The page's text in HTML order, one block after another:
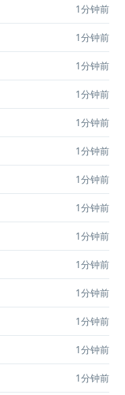
1分钟前
1分钟前
1分钟前
1分钟前
1分钟前
1分钟前
1分钟前
1分钟前
1分钟前
1分钟前
1分钟前
1分钟前
1分钟前
1分钟前